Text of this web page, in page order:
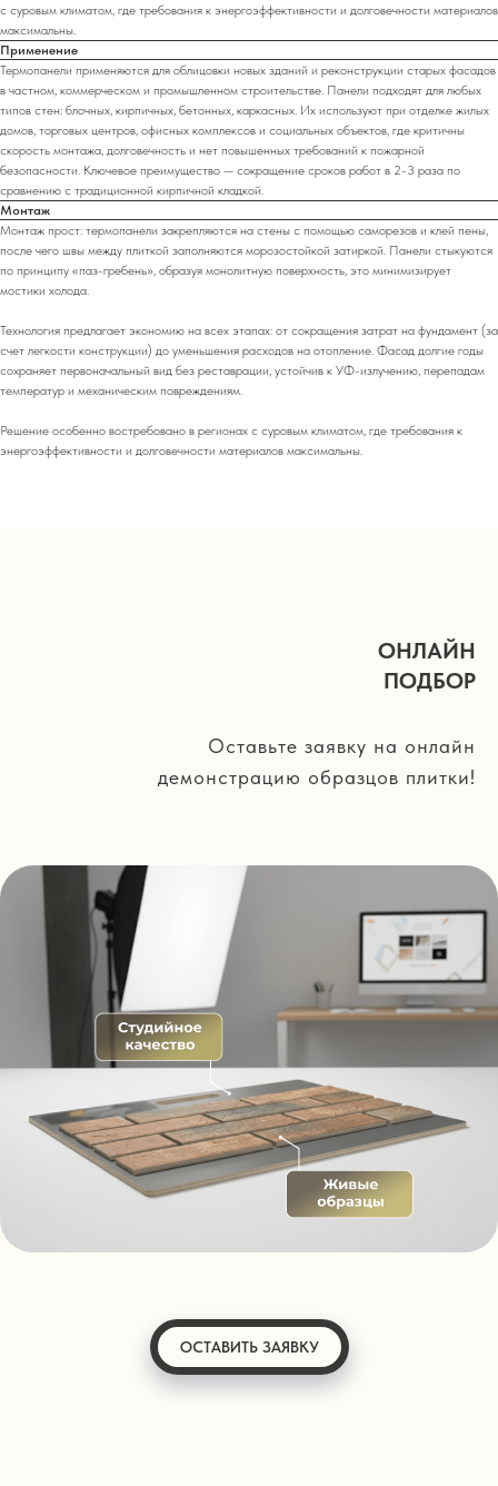
с суровым климатом, где требования к энергоэффективности и долговечности материалов
максимальны.
Применение
Термопанели применяются для облицовки новых зданий и реконструкции старых фасадов
в частном, коммерческом и промышленном строительстве. Панели подходят для любых
типов стен: блочных, кирпичных, бетонных, каркасных. Их используют при отделке жилых
домов, торговых центров, офисных комплексов и социальных объектов, где критичны
скорость монтажа, долговечность и нет повышенных требований к пожарной
безопасности. Ключевое преимущество — сокращение сроков работ в 2-3 раза по
сравнению с традиционной кирпичной кладкой.
Монтаж
Монтаж прост: термопанели закрепляются на стены с помощью саморезов и клей пены,
после чего швы между плиткой заполняются морозостойкой затиркой. Панели стыкуются
по принципу «паз-гребень», образуя монолитную поверхность, это минимизирует
мостики холода.
Технология предлагает экономию на всех этапах: от сокращения затрат на фундамент (за
счет легкости конструкции) до уменьшения расходов на отопление. Фасад долгие годы
сохраняет первоначальный вид без реставрации, устойчив к УФ-излучению, перепадам
температур и механическим повреждениям.
Решение особенно востребовано в регионах с суровым климатом, где требования к
энергоэффективности и долговечности материалов максимальны.
ОНЛАЙН
ПОДБОР
Оставьте заявку на онлайн
демонстрацию образцов плитки!
ОСТАВИТЬ ЗАЯВКУ